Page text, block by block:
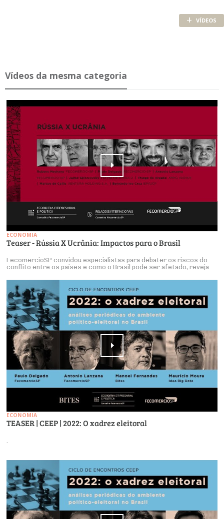
+ VÍDEOS
Ví­deos da mesma ca­te­goria
ECONOMIA
Teaser - Rússia X Ucrânia: Impactos para o Brasil
FecomercioSP convidou especialistas para debater os riscos do
conflito entre os países e como o Brasil pode ser afetado; reveja
ECONOMIA
TEASER | CEEP | 2022: O xadrez eleitoral